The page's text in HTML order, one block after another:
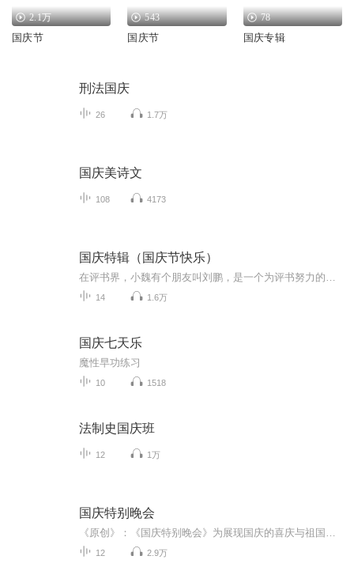
2.1万
国庆节
543
国庆节
78
国庆专辑
刑法国庆
26 1.7万
国庆美诗文
108 4173
国庆特辑（国庆节快乐）
14 1.6万
国庆七天乐
魔性早功练习
10 1518
法制史国庆班
12 1万
国庆特别晚会
12 2.9万